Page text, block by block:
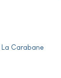
Carabane